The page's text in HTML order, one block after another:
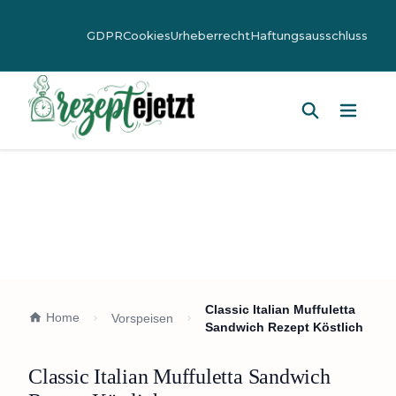
GDPRCookiesUrheberrechtHaftungsausschluss
Home Vorspeisen
Classic Italian Muffuletta
Sandwich Rezept Köstlich
Classic Italian Muffuletta Sandwich